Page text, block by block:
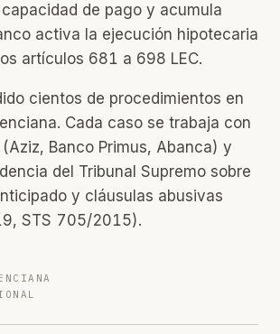
de pago y acumula
activa la ejecución hipotecaria
artículos 681 a 698 LEC.
cientos de procedimientos en
Cada caso se trabaja con
Banco Primus, Abanca) y
del Tribunal Supremo sobre
y cláusulas abusivas
STS 705/2015).